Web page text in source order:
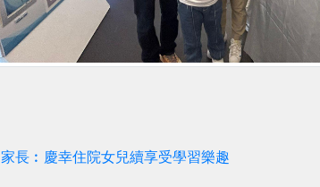
長︰慶幸住院女兒續享受學習樂趣